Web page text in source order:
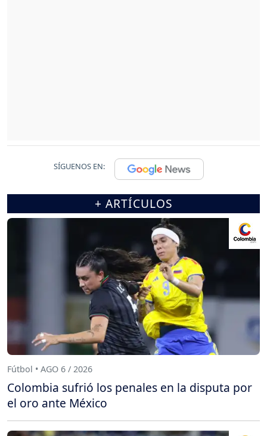
SÍGUENOS EN:
+ ARTÍCULOS
Fútbol • AGO 6 / 2026
Colombia sufrió los penales en la disputa por
el oro ante México